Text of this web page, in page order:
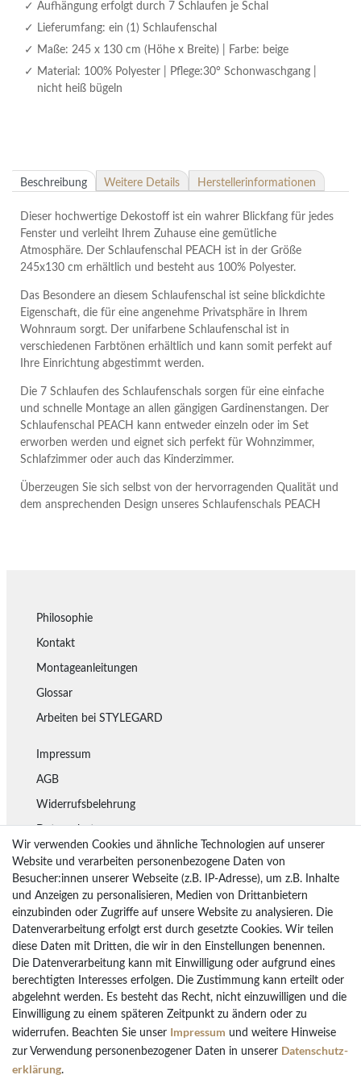
Aufhängung erfolgt durch 7 Schlaufen je Schal
Lieferumfang: ein (1) Schlaufenschal
Maße: 245 x 130 cm (Höhe x Breite) | Farbe: beige
Material: 100% Polyester | Pflege:30° Schonwaschgang |
nicht heiß bügeln
Beschreibung Weitere Details Herstellerinformationen
Dieser hochwertige Dekostoff ist ein wahrer Blickfang für jedes
Fenster und verleiht Ihrem Zuhause eine gemütliche
Atmosphäre. Der Schlaufenschal PEACH ist in der Größe
245x130 cm erhältlich und besteht aus 100% Polyester.
Das Besondere an diesem Schlaufenschal ist seine blickdichte
Eigenschaft, die für eine angenehme Privatsphäre in Ihrem
Wohnraum sorgt. Der unifarbene Schlaufenschal ist in
verschiedenen Farbtönen erhältlich und kann somit perfekt auf
Ihre Einrichtung abgestimmt werden.
Die 7 Schlaufen des Schlaufenschals sorgen für eine einfache
und schnelle Montage an allen gängigen Gardinenstangen. Der
Schlaufenschal PEACH kann entweder einzeln oder im Set
erworben werden und eignet sich perfekt für Wohnzimmer,
Schlafzimmer oder auch das Kinderzimmer.
Überzeugen Sie sich selbst von der hervorragenden Qualität und
dem ansprechenden Design unseres Schlaufenschals PEACH
Philosophie
Kontakt
Montageanleitungen
Glossar
Arbeiten bei STYLEGARD
Impressum
AGB
Widerrufsbelehrung
Datenschutz
Lieferung
Rückgaberecht
Vertrag widerrufen
Bezahlarten
PayPal
Vorkasse Überweisung
Kreditkarten
Kauf auf Rechnung
Wir verwenden Cookies und ähnliche Technologien auf unserer
Website und verarbeiten personenbezogene Daten von
Besucher:innen unserer Webseite (z.B. IP-Adresse), um z.B. Inhalte
und Anzeigen zu personalisieren, Medien von Drittanbietern
einzubinden oder Zugriffe auf unsere Website zu analysieren. Die
Datenverarbeitung erfolgt erst durch gesetzte Cookies. Wir teilen
diese Daten mit Dritten, die wir in den Einstellungen benennen.
Die Datenverarbeitung kann mit Einwilligung oder aufgrund eines
berechtigten Interesses erfolgen. Die Zustimmung kann erteilt oder
abgelehnt werden. Es besteht das Recht, nicht einzuwilligen und die
Einwilligung zu einem späteren Zeitpunkt zu ändern oder zu
widerrufen. Beachten Sie unser Impressum und weitere Hinweise
zur Verwendung personenbezogener Daten in unserer Daten­schutz­
erklärung.